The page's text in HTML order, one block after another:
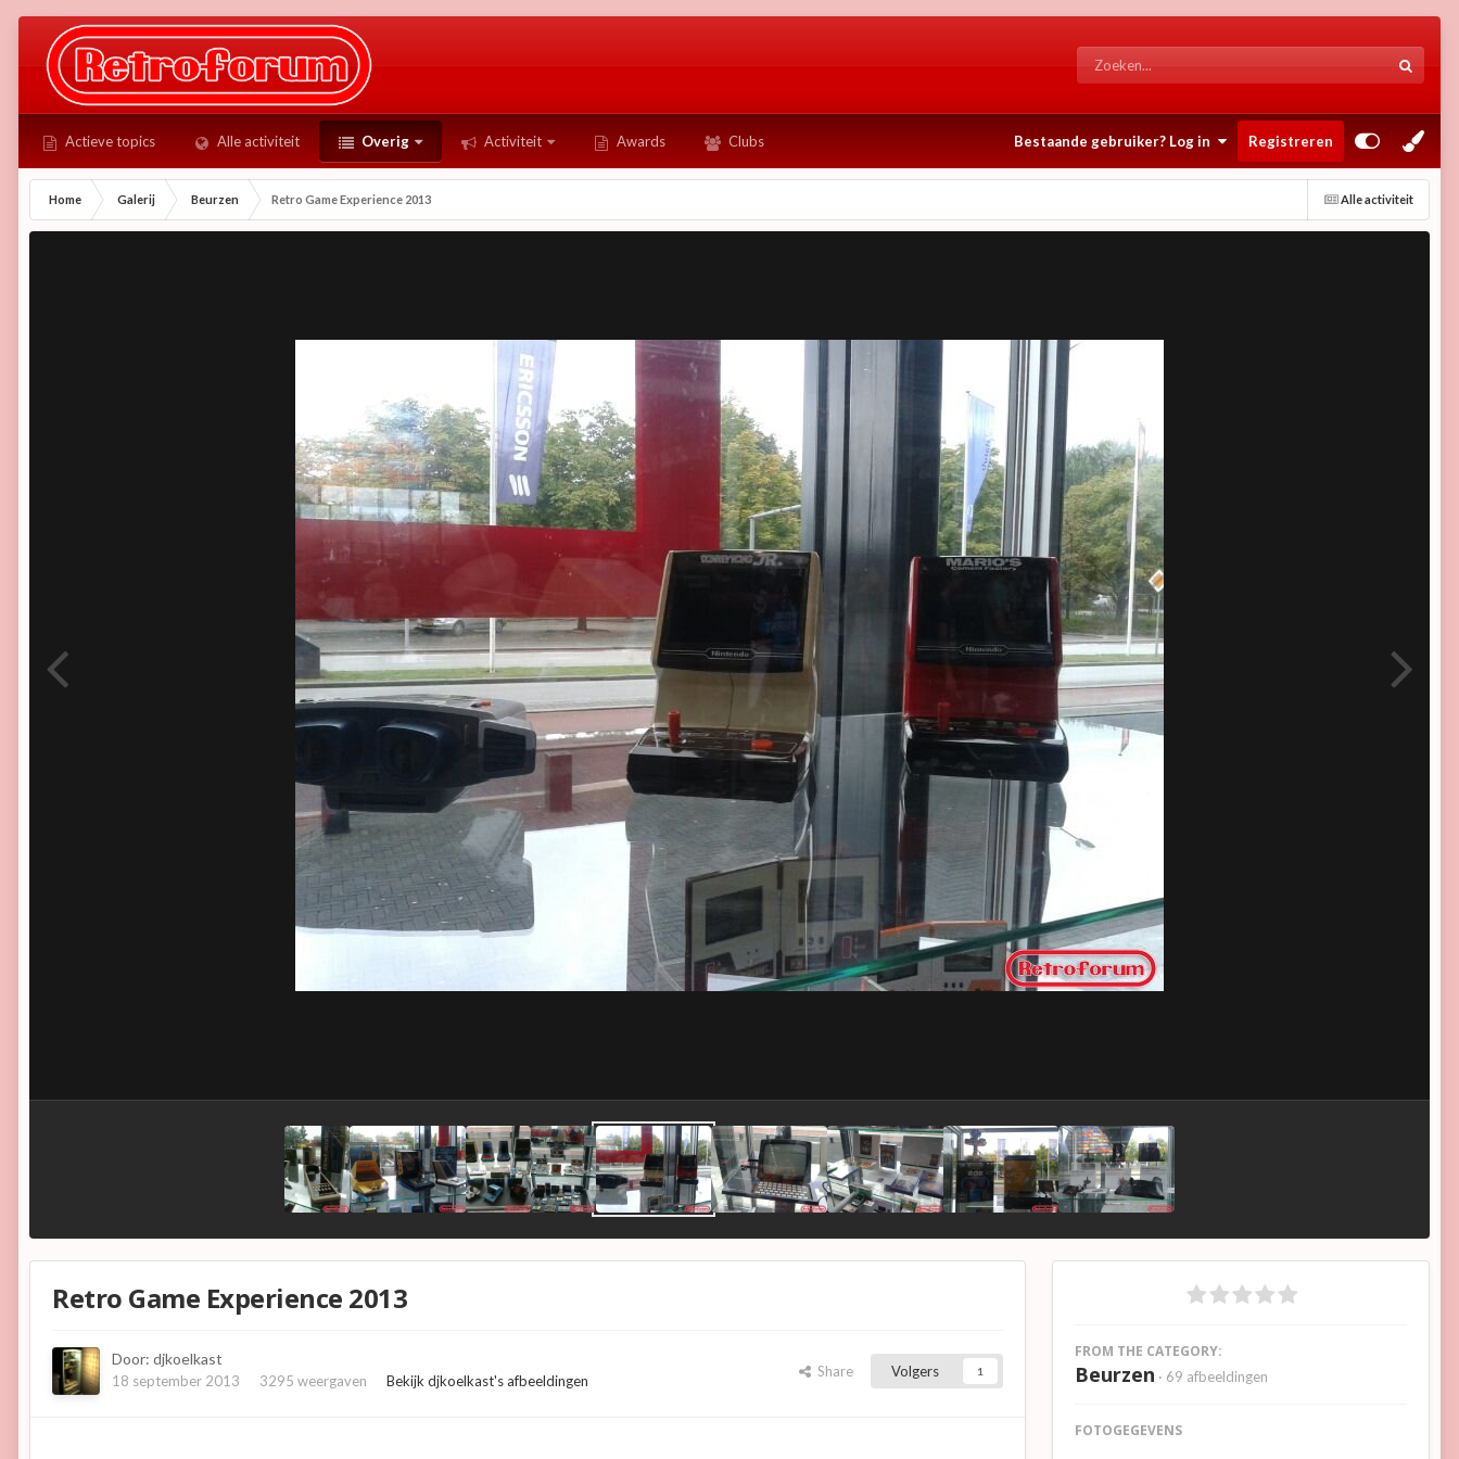
Actieve topics Alle activiteit Overig Activiteit Awards Clubs Bestaande gebruiker? Log in Registreren
Alle activiteit
Home Galerij Beurzen Retro Game Experience 2013
Retro Game Experience 2013
Door: djkoelkast
18 september 2013 3295 weergaven Bekijk djkoelkast's afbeeldingen
Share Volgers 1
FROM THE CATEGORY:
Beurzen · 69 afbeeldingen
FOTOGEGEVENS